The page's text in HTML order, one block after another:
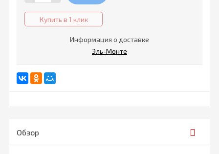
Купить в 1 клик
Информация о доставке
Эль-Монте
Обзор